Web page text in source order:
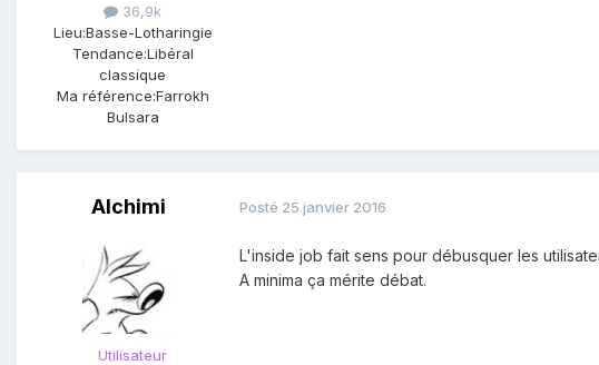
36,9k
Lieu:Basse-Lotharingie
Tendance:Libéral
classique
Ma référence:Farrokh
Bulsara
Alchimi
Utilisateur
Posté 25 janvier 2016
L'inside job fait sens pour débusquer les
A minima ça mérite débat.